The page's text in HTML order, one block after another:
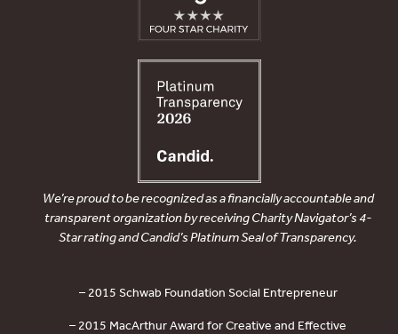
We’re proud to be recognized as a financially accountable and
transparent organization by receiving Charity Navigator’s 4-
Star rating and Candid’s Platinum Seal of Transparency.
– 2015 Schwab Foundation Social Entrepreneur
– 2015 MacArthur Award for Creative and Effective